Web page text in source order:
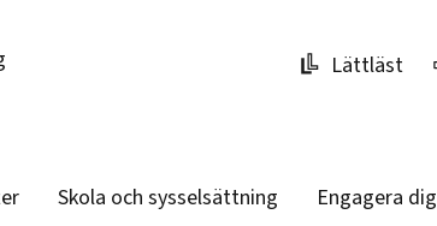
Lättläst
Skola och sysselsättning Engagera dig